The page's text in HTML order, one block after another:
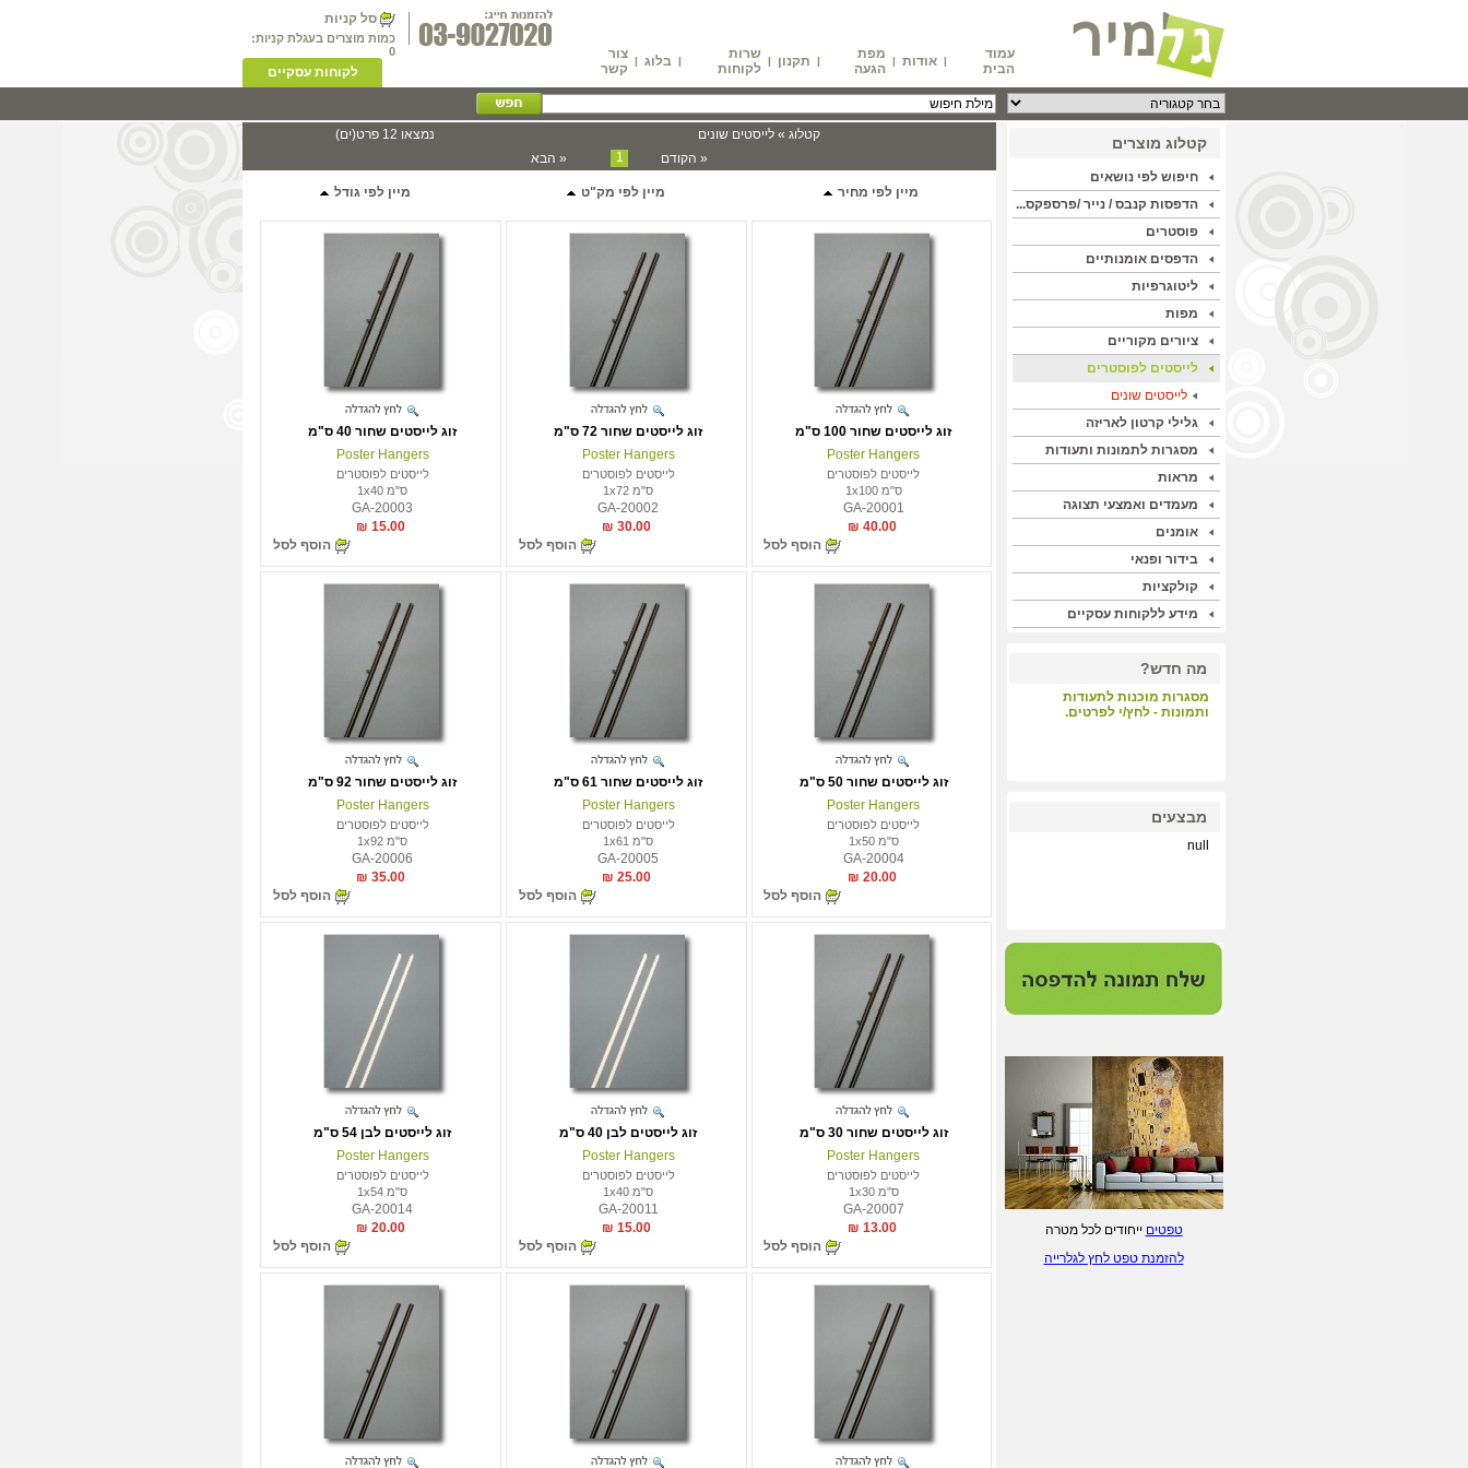
עמוד
הבית
| אודות |
מפת
הגעה
| תקנון |
שרות
לקוחות
| בלוג | צור
קשר
סל קניות
כמות מוצרים בעגלת קניות:
0
לקוחות עסקיים
קטלוג מוצרים
חיפוש לפי נושאים
הדפסות קנבס / נייר /פרספקס...
פוסטרים
הדפסים אומנותיים
ליטוגרפיות
מפות
ציורים מקוריים
לייסטים לפוסטרים
לייסטים שונים
גלילי קרטון לאריזה
מסגרות לתמונות ותעודות
מראות
מעמדים ואמצעי תצוגה
אומנים
בידור ופנאי
קולקציות
מידע ללקוחות עסקיים
מה חדש?
מסגרות מוכנות לתעודות
ותמונות - לחץ/י לפרטים.
וסימולציה - לחץ/י לפרטים.
ישראלים - לחץ/י לפרטים.
הדפסת טפטים מעוצבים - לחץ/י
לפרטים
מבצעים
null
טפטים ייחודים לכל מטרה
להזמנת טפט לחץ לגלרייה
קטלוג »לייסטים שונים
נמצאו 12 פרט(ים)
« הקודם
1 « הבא
מיין לפי מחיר מיין לפי מק"ט מיין לפי גודל
זוג לייסטים שחור 100 ס"מ
Poster Hangers
לייסטים לפוסטרים
ס"מ 1x100
GA-20001
40.00 ₪
הוסף לסל
זוג לייסטים שחור 72 ס"מ
Poster Hangers
לייסטים לפוסטרים
ס"מ 1x72
GA-20002
30.00 ₪
הוסף לסל
זוג לייסטים שחור 40 ס"מ
Poster Hangers
לייסטים לפוסטרים
ס"מ 1x40
GA-20003
15.00 ₪
הוסף לסל
זוג לייסטים שחור 50 ס"מ
Poster Hangers
לייסטים לפוסטרים
ס"מ 1x50
GA-20004
20.00 ₪
הוסף לסל
זוג לייסטים שחור 61 ס"מ
Poster Hangers
לייסטים לפוסטרים
ס"מ 1x61
GA-20005
25.00 ₪
הוסף לסל
זוג לייסטים שחור 92 ס"מ
Poster Hangers
לייסטים לפוסטרים
ס"מ 1x92
GA-20006
35.00 ₪
הוסף לסל
זוג לייסטים שחור 30 ס"מ
Poster Hangers
לייסטים לפוסטרים
ס"מ 1x30
GA-20007
13.00 ₪
הוסף לסל
זוג לייסטים לבן 40 ס"מ
Poster Hangers
לייסטים לפוסטרים
ס"מ 1x40
GA-20011
15.00 ₪
הוסף לסל
זוג לייסטים לבן 54 ס"מ
Poster Hangers
לייסטים לפוסטרים
ס"מ 1x54
GA-20014
20.00 ₪
הוסף לסל